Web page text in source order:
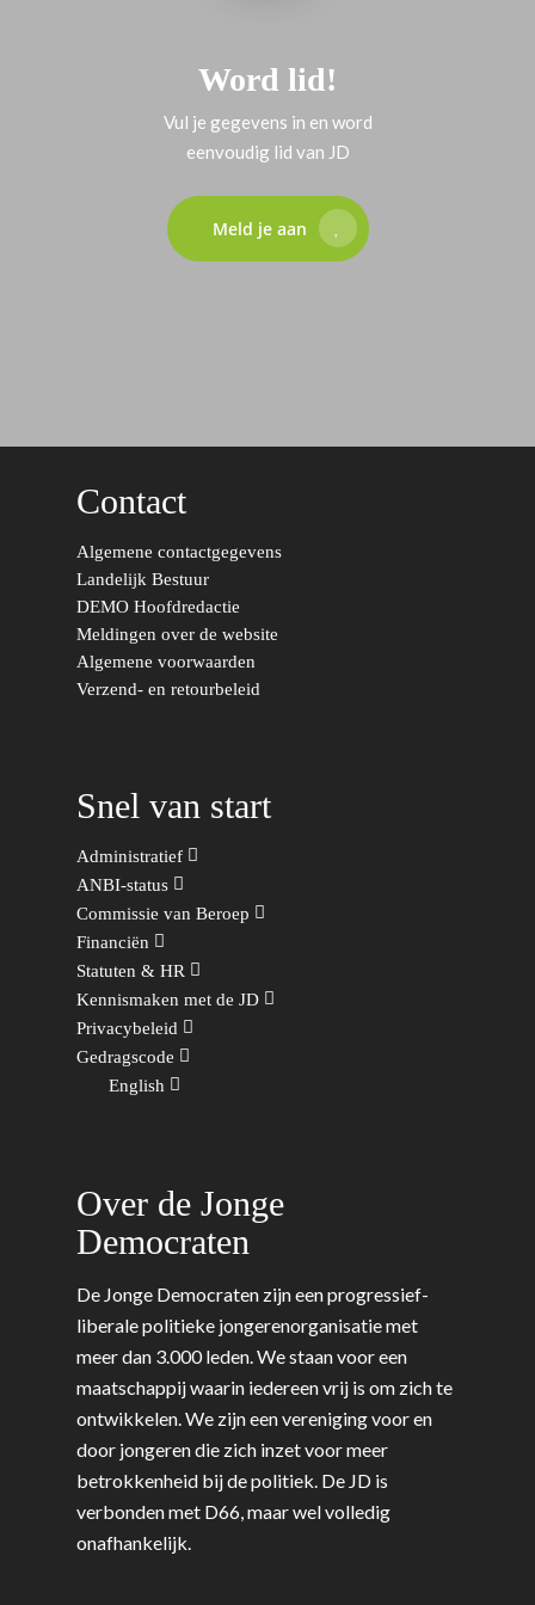
Word lid!
Vul je gegevens in en word
eenvoudig lid van JD
Meld je aan
Contact
Algemene contactgegevens
Landelijk Bestuur
DEMO Hoofdredactie
Meldingen over de website
Algemene voorwaarden
Verzend- en retourbeleid
Snel van start
Administratief
ANBI-status
Commissie van Beroep
Financiën
Statuten & HR
Kennismaken met de JD
Privacybeleid
Gedragscode
English
Over de Jonge
Democraten
De Jonge Democraten zijn een progressief-
liberale politieke jongerenorganisatie met
meer dan 3.000 leden. We staan voor een
maatschappij waarin iedereen vrij is om zich te
ontwikkelen. We zijn een vereniging voor en
door jongeren die zich inzet voor meer
betrokkenheid bij de politiek. De JD is
verbonden met D66, maar wel volledig
onafhankelijk.